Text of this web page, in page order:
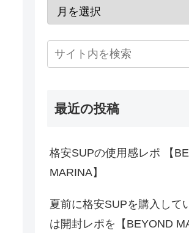
最近の投稿
格安SUPの使用感レポ 【
MARINA】
夏前に格安SUPを購入して
は開封レポを【BEYOND